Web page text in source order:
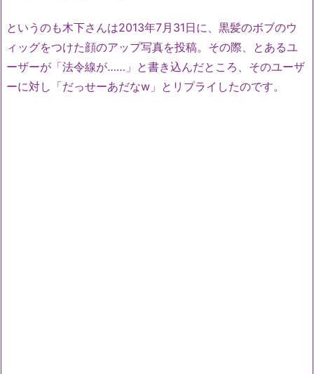
というのも木下さんは2013年7月31日に、黒髪のボブのウ
ィッグをつけた顔のアップ写真を投稿。その際、とあるユ
ーザーが「法令線が……」と書き込んだところ、そのユーザ
ーに対し「だっせーあだなw」とリプライしたのです。